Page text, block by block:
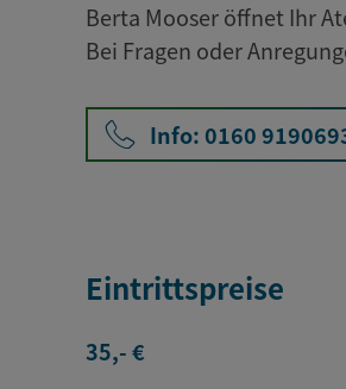
Berta Mooser öffnet Ihr
Bei Fragen oder
Info: 0160
Eintrittspreise
35,- €